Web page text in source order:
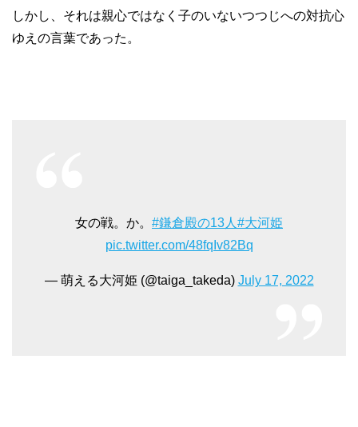
しかし、それは親心ではなく子のいないつつじへの対抗心
ゆえの言葉であった。
女の戦。か。 #鎌倉殿の13人 #大河姫
pic.twitter.com/48fqIv82Bq
— 萌える大河姫 (@taiga_takeda) July 17, 2022